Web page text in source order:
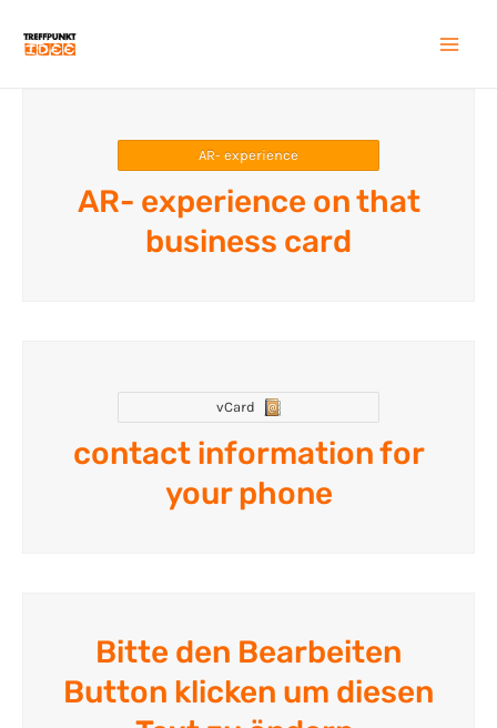
Inhalt
AR- experience
AR- experience on that
business card
vCard
contact information for
your phone
Bitte den Bearbeiten
Button klicken um diesen